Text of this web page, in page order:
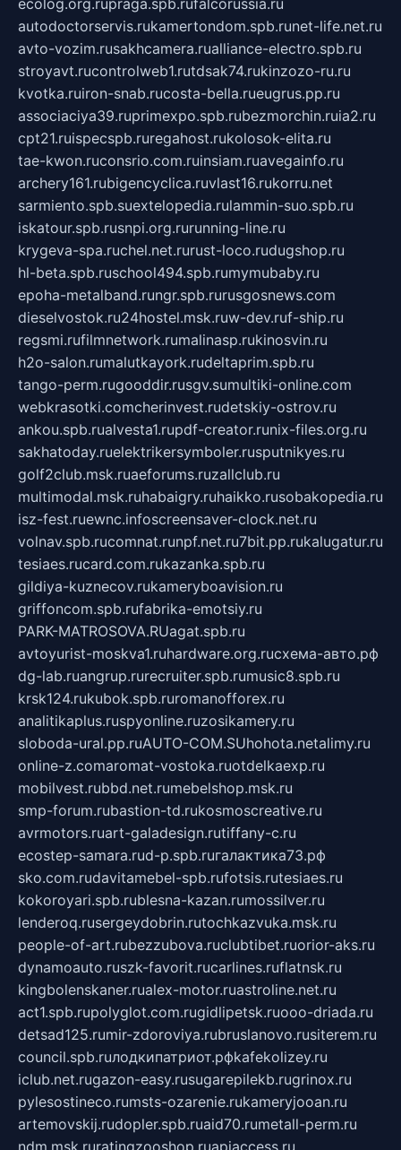
ecolog.org.rupraga.spb.rufalcorussia.ru
autodoctorservis.rukamertondom.spb.runet-life.net.ru
avto-vozim.rusakhcamera.rualliance-electro.spb.ru
stroyavt.rucontrolweb1.rutdsak74.rukinzozo-ru.ru
kvotka.ruiron-snab.rucosta-bella.rueugrus.pp.ru
associaciya39.ruprimexpo.spb.rubezmorchin.ruia2.ru
cpt21.ruispecspb.ruregahost.rukolosok-elita.ru
tae-kwon.ruconsrio.com.ruinsiam.ruavegainfo.ru
archery161.rubigencyclica.ruvlast16.rukorru.net
sarmiento.spb.suextelopedia.rulammin-suo.spb.ru
iskatour.spb.rusnpi.org.rurunning-line.ru
krygeva-spa.ruchel.net.rurust-loco.rudugshop.ru
hl-beta.spb.ruschool494.spb.rumymubaby.ru
epoha-metalband.rungr.spb.rurusgosnews.com
dieselvostok.ru24hostel.msk.ruw-dev.ruf-ship.ru
regsmi.rufilmnetwork.rumalinasp.rukinosvin.ru
h2o-salon.rumalutkayork.rudeltaprim.spb.ru
tango-perm.rugooddir.rusgv.sumultiki-online.com
webkrasotki.comcherinvest.rudetskiy-ostrov.ru
ankou.spb.rualvesta1.rupdf-creator.runix-files.org.ru
sakhatoday.ruelektrikersymboler.rusputnikyes.ru
golf2club.msk.ruaeforums.ruzallclub.ru
multimodal.msk.ruhabaigry.ruhaikko.rusobakopedia.ru
isz-fest.ruewnc.infoscreensaver-clock.net.ru
volnav.spb.rucomnat.runpf.net.ru7bit.pp.rukalugatur.ru
tesiaes.rucard.com.rukazanka.spb.ru
gildiya-kuznecov.rukameryboavision.ru
griffoncom.spb.rufabrika-emotsiy.ru
PARK-MATROSOVA.RUagat.spb.ru
avtoyurist-moskva1.ruhardware.org.ruсхема-авто.рф
dg-lab.ruangrup.rurecruiter.spb.rumusic8.spb.ru
krsk124.rukubok.spb.ruromanofforex.ru
analitikaplus.ruspyonline.ruzosikamery.ru
sloboda-ural.pp.ruAUTO-COM.SUhohota.netalimy.ru
online-z.comaromat-vostoka.ruotdelkaexp.ru
mobilvest.rubbd.net.rumebelshop.msk.ru
smp-forum.rubastion-td.rukosmoscreative.ru
avrmotors.ruart-galadesign.rutiffany-c.ru
ecostep-samara.rud-p.spb.ruгалактика73.рф
sko.com.rudavitamebel-spb.rufotsis.rutesiaes.ru
kokoroyari.spb.rublesna-kazan.rumossilver.ru
lenderoq.rusergeydobrin.rutochkazvuka.msk.ru
people-of-art.rubezzubova.ruclubtibet.ruorior-aks.ru
dynamoauto.ruszk-favorit.rucarlines.ruflatnsk.ru
kingbolenskaner.rualex-motor.ruastroline.net.ru
act1.spb.rupolyglot.com.rugidlipetsk.ruooo-driada.ru
detsad125.rumir-zdoroviya.rubruslanovo.rusiterem.ru
council.spb.ruлодкипатриот.рфkafekolizey.ru
iclub.net.rugazon-easy.rusugarepilekb.rugrinox.ru
pylesostineco.rumsts-ozarenie.rukameryjooan.ru
artemovskij.rudopler.spb.ruaid70.rumetall-perm.ru
ndm.msk.ruratingzooshop.ruapiaccess.ru